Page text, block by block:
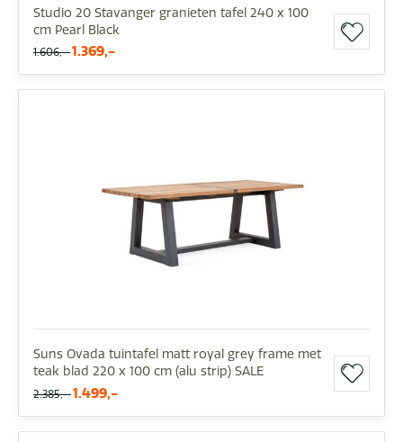
Studio 20 Stavanger granieten tafel 240 x 100
cm Pearl Black
1.606,- 1.369,-
Suns Ovada tuintafel matt royal grey frame met
teak blad 220 x 100 cm (alu strip) SALE
2.385,- 1.499,-